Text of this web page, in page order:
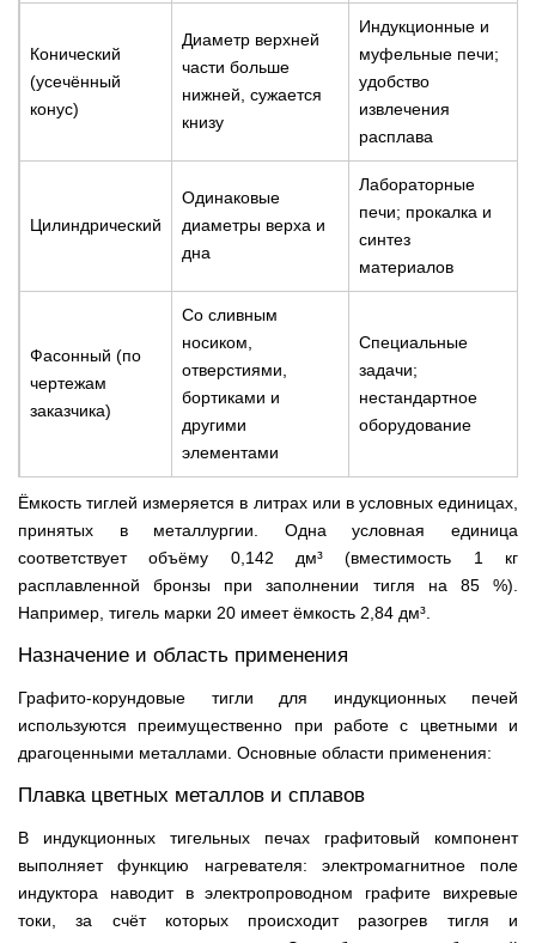
Конический
(усечённый
конус)
Диаметр верхней
части больше
нижней, сужается
книзу
Индукционные и
муфельные печи;
удобство
извлечения
расплава
Цилиндрический
Одинаковые
диаметры верха и
дна
Лабораторные
печи; прокалка и
синтез
материалов
Фасонный (по
чертежам
заказчика)
Со сливным
носиком,
отверстиями,
бортиками и
другими
элементами
Специальные
задачи;
нестандартное
оборудование
Ёмкость тиглей измеряется в литрах или в условных единицах,
принятых в металлургии. Одна условная единица
соответствует объёму 0,142 дм³ (вместимость 1 кг
расплавленной бронзы при заполнении тигля на 85 %).
Например, тигель марки 20 имеет ёмкость 2,84 дм³.
Назначение и область применения
Графито-корундовые тигли для индукционных печей
используются преимущественно при работе с цветными и
драгоценными металлами. Основные области применения:
Плавка цветных металлов и сплавов
В индукционных тигельных печах графитовый компонент
выполняет функцию нагревателя: электромагнитное поле
индуктора наводит в электропроводном графите вихревые
токи, за счёт которых происходит разогрев тигля и